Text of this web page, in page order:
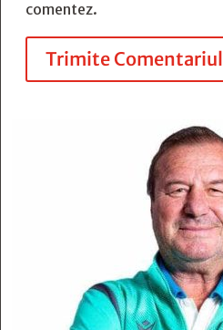
comentez.
Trimite Comentariul